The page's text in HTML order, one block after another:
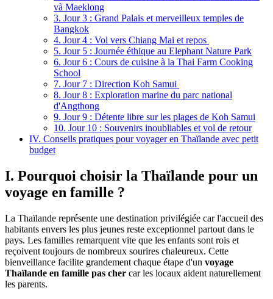
và Maeklong
3. Jour 3 : Grand Palais et merveilleux temples de
Bangkok
4. Jour 4 : Vol vers Chiang Mai et repos
5. Jour 5 : Journée éthique au Elephant Nature Park
6. Jour 6 : Cours de cuisine à la Thai Farm Cooking
School
7. Jour 7 : Direction Koh Samui
8. Jour 8 : Exploration marine du parc national
d'Angthong
9. Jour 9 : Détente libre sur les plages de Koh Samui
10. Jour 10 : Souvenirs inoubliables et vol de retour
IV. Conseils pratiques pour voyager en Thaïlande avec petit
budget
I. Pourquoi choisir la Thaïlande pour un
voyage en famille ?
La Thaïlande représente une destination privilégiée car l'accueil des
habitants envers les plus jeunes reste exceptionnel partout dans le
pays. Les familles remarquent vite que les enfants sont rois et
reçoivent toujours de nombreux sourires chaleureux. Cette
bienveillance facilite grandement chaque étape d'un voyage
Thaïlande en famille pas cher car les locaux aident naturellement
les parents.